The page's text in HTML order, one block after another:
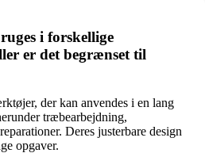
i forskellige
er det begrænset til
der kan anvendes i en lang
træbearbejdning,
Deres justerbare design
opgaver.